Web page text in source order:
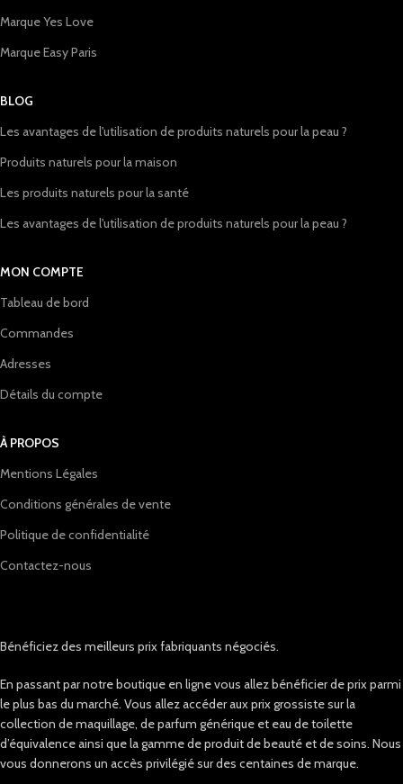
Marque Yes Love
Marque Easy Paris
BLOG
Les avantages de l'utilisation de produits naturels pour la peau ?
Produits naturels pour la maison
Les produits naturels pour la santé
Les avantages de l'utilisation de produits naturels pour la peau ?
MON COMPTE
Tableau de bord
Commandes
Adresses
Détails du compte
À PROPOS
Mentions Légales
Conditions générales de vente
Politique de confidentialité
Contactez-nous
Bénéficiez des meilleurs prix fabriquants négociés.
En passant par notre boutique en ligne vous allez bénéficier de prix parmi
le plus bas du marché. Vous allez accéder aux prix grossiste sur la
collection de maquillage, de parfum générique et eau de toilette
d’équivalence ainsi que la gamme de produit de beauté et de soins. Nous
vous donnerons un accès privilégié sur des centaines de marque.